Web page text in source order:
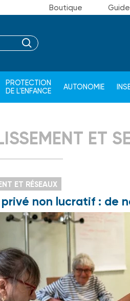
Boutique
PROTECTION
DE L'ENFANCE
AUTONOMIE
ET
ET RÉSEAUX
non lucratif : de